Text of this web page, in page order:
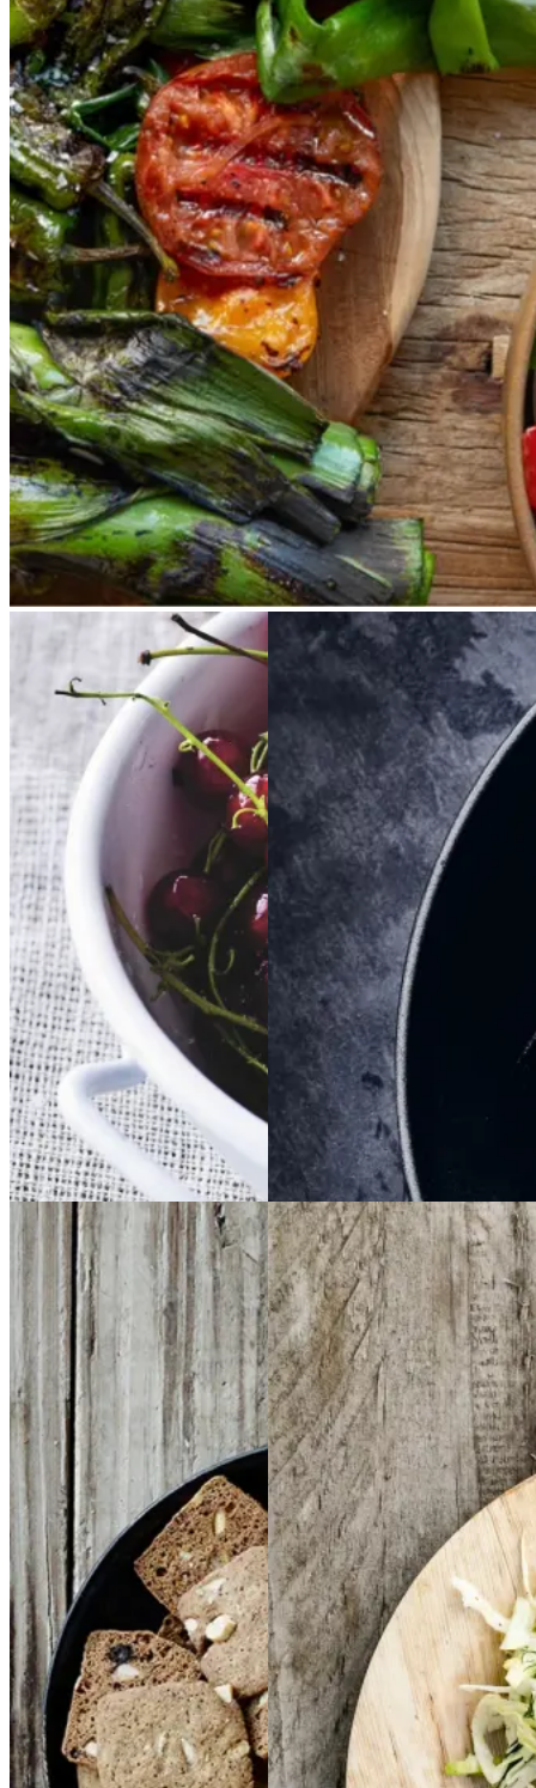
Gem opskrift
Vegansk
Vegetarisk
Vores version af den traditionelle
salat empedrat fra det catalanske
køkken. Spis den med brød som
en let frokost eller i et større
måltid som her. Salbitxada minder
noget om en anden ligeledes
catalansk sauce, romesco. I
Catalonien spises den til såkaldte
calcots, der er små porrelignende
løg. Dem griller man helt sorte, så
fjerner man den yderste skal og
dypper det fløjlsbløde løg i
saucen. Calcots er svære at
opdrive på disse kanter, men små
nye porrer kan bruges.
Rysteribs Rysteribs
Gem opskrift
Dessert
Dansk mad
Sommermad
BraiseretBraiseret
oksetværreboksetvæ
rreb
Gem opskrift
Dansk mad
Vintermad
Aftensmad
Brunkager
Brunkage
r
Gem opskrift
FrikadellerFrikadell
er medmed
smørspidskål,smørsp
idskål,
kartoflerkartofler
ogog
sennepsdressingsenn
epsdressing